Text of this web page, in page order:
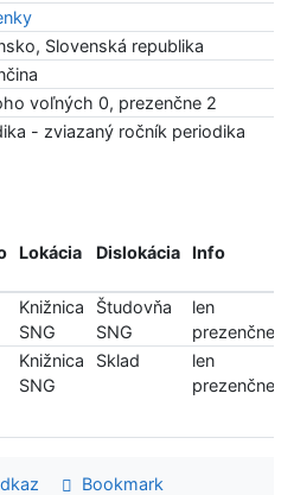
Slovenská republika
voľných 0, prezenčne 2
- zviazaný ročník periodika
Lokácia Dislokácia Info
Knižnica
SNG
Študovňa
SNG
len
prezenčne
Knižnica
SNG
Sklad
len
prezenčne
Bookmark